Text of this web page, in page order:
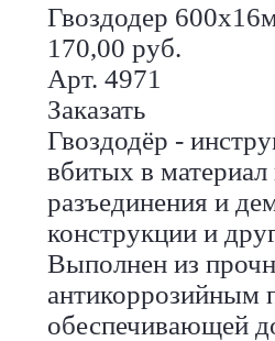
Гвоздодер
170,00 руб.
Арт. 4971
Заказать
Гвоздодёр -
вбитых в материал
разъединения и
конструкции и
Выполнен из
антикоррозийным
обеспечивающей